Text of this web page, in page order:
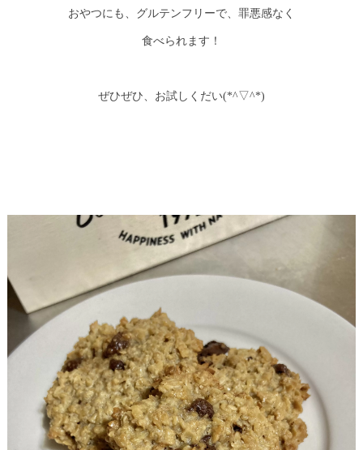
おやつにも、グルテンフリーで、罪悪感なく
食べられます！
ぜひぜひ、お試しくだい(*^▽^*)